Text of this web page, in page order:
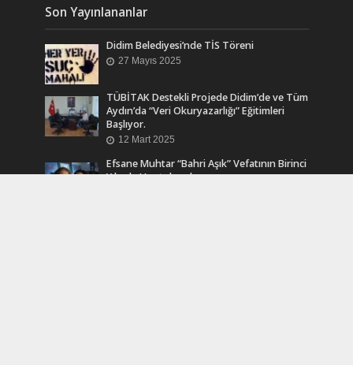
Son Yayınlananlar
Didim Belediyesi’nde TİS Töreni
27 Mayıs 2025
TÜBİTAK Destekli Projede Didim’de ve Tüm
Aydın’da “Veri Okuryazarlığı” Eğitimleri
Başlıyor.
12 Mart 2025
Efsane Muhtar “Bahri Aşık” Vefatının Birinci
Yılında Unutulmadı